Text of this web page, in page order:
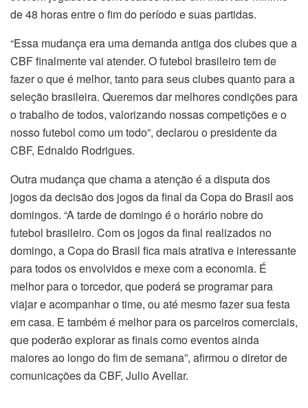
de 48 horas entre o fim do período e suas partidas.
“Essa mudança era uma demanda antiga dos clubes que a
CBF finalmente vai atender. O futebol brasileiro tem de
fazer o que é melhor, tanto para seus clubes quanto para a
seleção brasileira. Queremos dar melhores condições para
o trabalho de todos, valorizando nossas competições e o
nosso futebol como um todo”, declarou o presidente da
CBF, Ednaldo Rodrigues.
Outra mudança que chama a atenção é a disputa dos
jogos da decisão dos jogos da final da Copa do Brasil aos
domingos. “A tarde de domingo é o horário nobre do
futebol brasileiro. Com os jogos da final realizados no
domingo, a Copa do Brasil fica mais atrativa e interessante
para todos os envolvidos e mexe com a economia. É
melhor para o torcedor, que poderá se programar para
viajar e acompanhar o time, ou até mesmo fazer sua festa
em casa. E também é melhor para os parceiros comerciais,
que poderão explorar as finais como eventos ainda
maiores ao longo do fim de semana”, afirmou o diretor de
comunicações da CBF, Julio Avellar.